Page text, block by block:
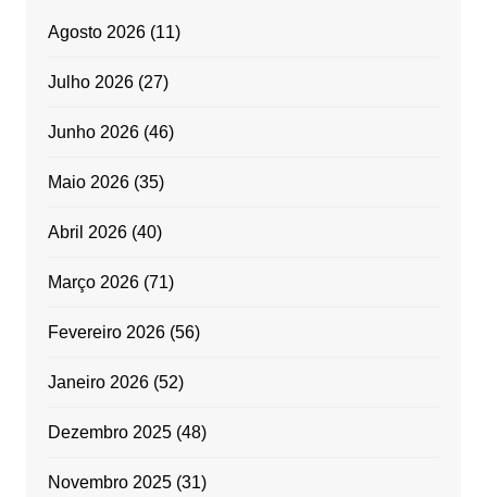
Agosto 2026(11)
Julho 2026(27)
Junho 2026(46)
Maio 2026(35)
Abril 2026(40)
Março 2026(71)
Fevereiro 2026(56)
Janeiro 2026(52)
Dezembro 2025(48)
Novembro 2025(31)